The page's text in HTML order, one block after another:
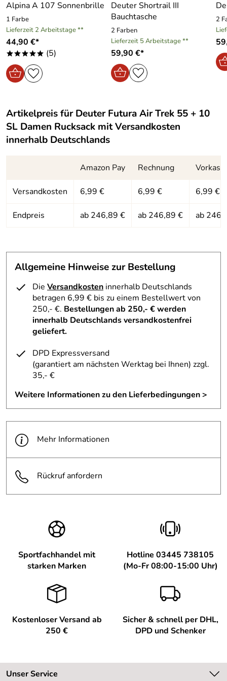
Hersteller: deuter Sport GmbH, Daimlerstraße 23, 86368
Gersthofen, https://www.deuter.com
Alpina A 107 Sonnenbrille
1 Farbe
Lieferzeit 2 Arbeitstage **
44,90 €*
***** (5)
Deuter Shortrail III
Bauchtasche
2 Farben
Lieferzeit 5 Arbeitstage **
59,90 €*
2
Artikelpreis fürDeuter Futura Air Trek 55 + 10
SL Damen Rucksack mit Versandkosten
innerhalb Deutschlands
Amazon Pay Rechnung
Versandkosten 6,99 € 6,99 € 6,99 €
Endpreis ab 246,89 € ab 246,89 € ab
Allgemeine Hinweise zur Bestellung
Die Versandkosten innerhalb Deutschlands
betragen 6,99 € bis zu einem Bestellwert von
250,- €. Bestellungen ab 250,- € werden
innerhalb Deutschlands versandkostenfrei
geliefert.
DPD Expressversand
(garantiert am nächsten Werktag bei Ihnen) zzgl.
35,- €
Weitere Informationen zu den Lieferbedingungen >
Mehr Informationen
Rückruf anfordern
Sportfachhandel mit
starken Marken
Hotline 03445 738105
(Mo-Fr 08:00-15:00 Uhr)
Kostenloser Versand ab
250 €
Sicher & schnell per DHL,
DPD und Schenker
Unser Service